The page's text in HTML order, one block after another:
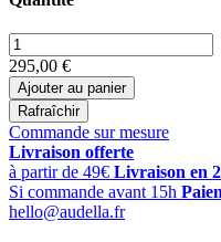
295,00 €
Ajouter au panier
Commande sur mesure
Livraison offerte
à partir de 49€ Livraison en
Si commande avant 15h
hello@audella.fr